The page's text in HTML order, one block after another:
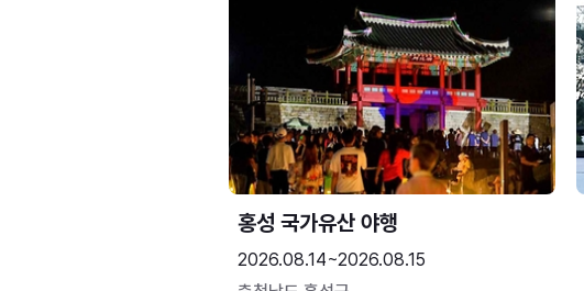
홍성 국가유산 야행
2026.08.14~2026.08.15